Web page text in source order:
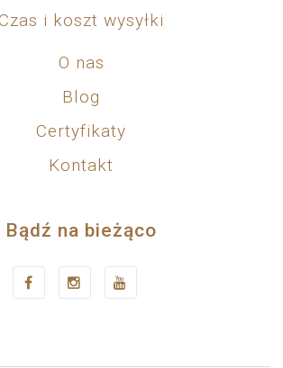
Bądź na bieżąco
i koszt wysyłki
O nas
Blog
Certyfikaty
Kontakt